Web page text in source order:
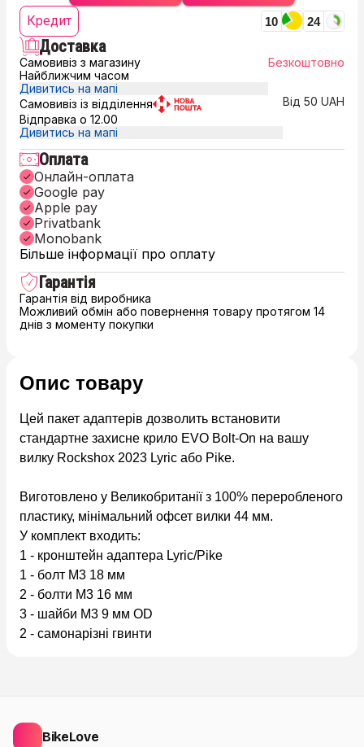
Кредит 10 24
Доставка
Самовивіз з магазину
Найближчим часом
Дивитись на мапі
Безкоштовно
Самовивіз із відділення
Відправка о 12.00
Дивитись на мапі
Від 50 UAH
Оплата
Онлайн-оплата
Google pay
Apple pay
Privatbank
Monobank
Більше інформації про оплату
Гарантія
Гарантія від виробника
Можливий обмін або повернення товару протягом 14
днів з моменту покупки
Опис товару
Цей пакет адаптерів дозволить встановити
стандартне захисне крило EVO Bolt-On на вашу
вилку Rockshox 2023 Lyric або Pike.
Виготовлено у Великобританії з 100% переробленого
пластику, мінімальний офсет вилки 44 мм.
У комплект входить:
1 - кронштейн адаптера Lyric/Pike
1 - болт M3 18 мм
2 - болти M3 16 мм
3 - шайби M3 9 мм OD
2 - самонарізні гвинти
BikeLove